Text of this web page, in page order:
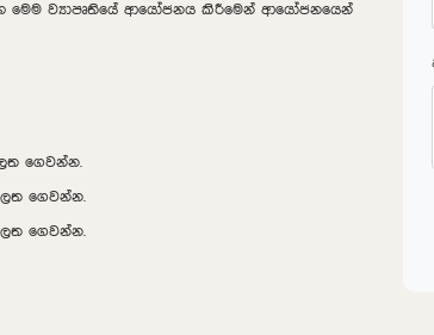
මෙම ව්‍යාපෘතියේ ආයෝජනය කිරීමෙන් ආයෝජනයෙන්
ගෙවන්න.
ගෙවන්න.
ගෙවන්න.